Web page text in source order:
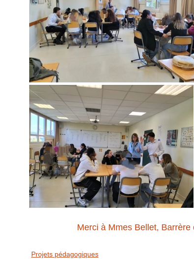
Merci à Mmes Bellet,
Projets pédagogiques